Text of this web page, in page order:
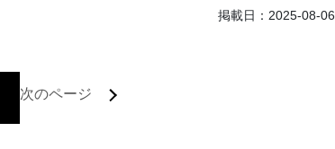
掲載日：2025-08-06
次のページ